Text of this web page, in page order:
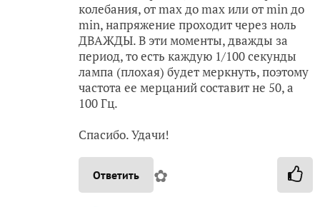
колебания, от max до max или от min до
min, напряжение проходит через ноль
ДВАЖДЫ. В эти моменты, дважды за
период, то есть каждую 1/100 секунды
лампа (плохая) будет меркнуть, поэтому
частота ее мерцаний составит не 50, а
100 Гц.
Спасибо. Удачи!
Ответить ✿